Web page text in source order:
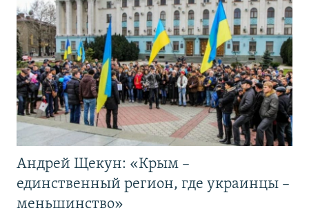
Андрей Щекун: «Крым –
единственный регион, где украинцы –
меньшинство»